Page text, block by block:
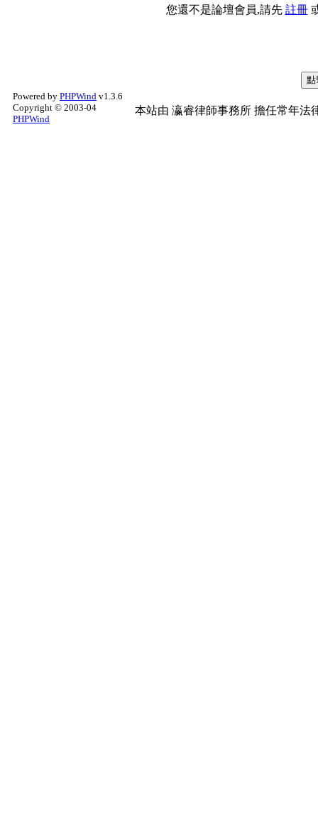
您還不是論壇會員,請先 註冊
Powered by PHPWind v1.3.6
Copyright © 2003-04
PHPWind
本站由 瀛睿律師事務所 擔任常年法